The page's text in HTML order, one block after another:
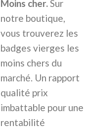
Moins cher.Sur
notre boutique,
vous trouverez les
badges vierges les
moins chers du
marché. Un rapport
qualité prix
imbattable pour une
rentabilité